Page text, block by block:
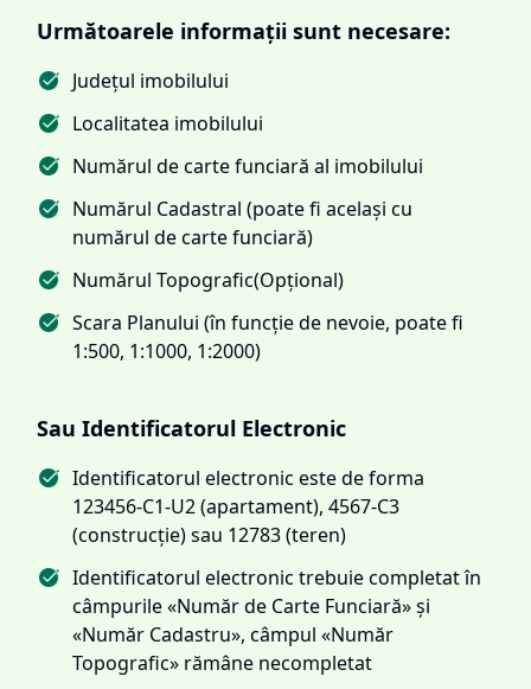
Următoarele informații sunt necesare:
Județul imobilului
Localitatea imobilului
Numărul de carte funciară al imobilului
Numărul Cadastral (poate fi același cu
numărul de carte funciară)
Numărul Topografic(Opțional)
Scara Planului (în funcție de nevoie, poate fi
1:500, 1:1000, 1:2000)
Sau Identificatorul Electronic
Identificatorul electronic este de forma
123456-C1-U2 (apartament), 4567-C3
(construcție) sau 12783 (teren)
Identificatorul electronic trebuie completat în
câmpurile «Număr de Carte Funciară» și
«Număr Cadastru», câmpul «Număr
Topografic» rămâne necompletat